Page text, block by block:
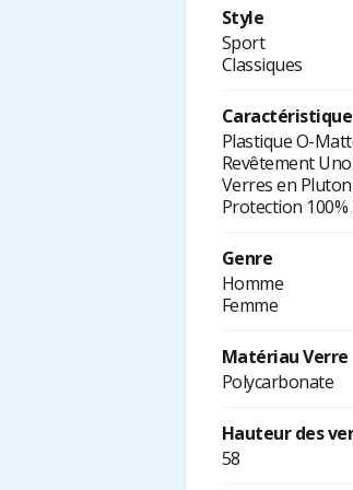
Style
Sport
Classiques
Plastique O-
Revêtement
Verres en
Protection 100%
Genre
Homme
Femme
Matériau Verre
Polycarbonate
Hauteur des
58